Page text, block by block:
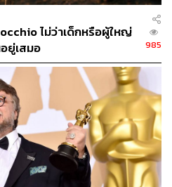
ไม่ว่าเด็กหรือผู้ใหญ่
ยู่เสมอ
985